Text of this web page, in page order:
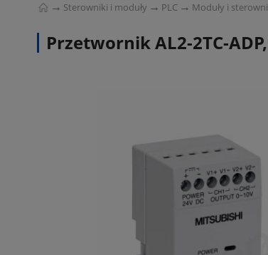
Sterowniki i moduły PLC Moduły i
Przetwornik AL2-2TC-